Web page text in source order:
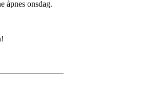
åpnes onsdag.